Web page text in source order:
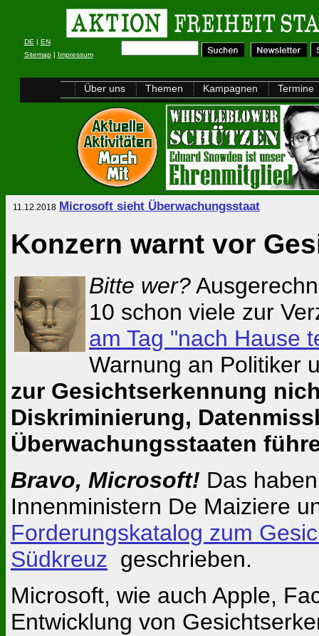
DE | EN
Sitemap| Impressum
Über uns Themen Kampagnen Termine
11.12.2018 Microsoft sieht Überwachungsstaat
Konzern warnt vor
Bitte wer?
10 schon viele zur
am Tag "nach Hause
Warnung an Politiker
zur Gesichtserkennung
Diskriminierung,
Überwachungsstaaten
Bravo, Microsoft! Das
Innenministern De Maiziere
Forderungskatalog zum
Südkreuz geschrieben.
Microsoft, wie auch Apple,
Entwicklung von